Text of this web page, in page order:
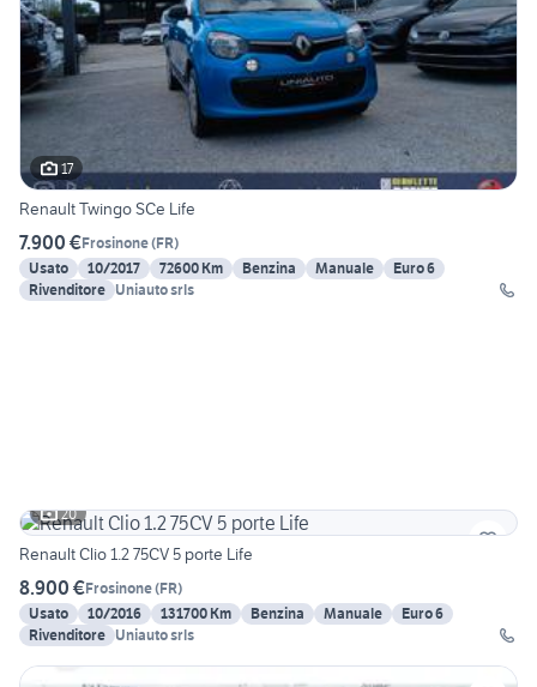
17
Renault Twingo SCe Life
7.900 €Frosinone(FR)
Usato
10/2017 72600 Km Benzina Manuale
Euro 6
Rivenditore Uniauto srls
20
Renault Clio 1.2 75CV 5 porte Life
8.900 €Frosinone(FR)
Usato
10/2016 131700 Km Benzina Manuale
Euro 6
Rivenditore Uniauto srls